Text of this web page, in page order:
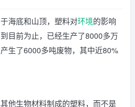
海底和山顶，塑料对环境的影响
目前为止，已经生产了8000多万
生了6000多吨废物，其中近80%
他生物材料制成的塑料，而不是